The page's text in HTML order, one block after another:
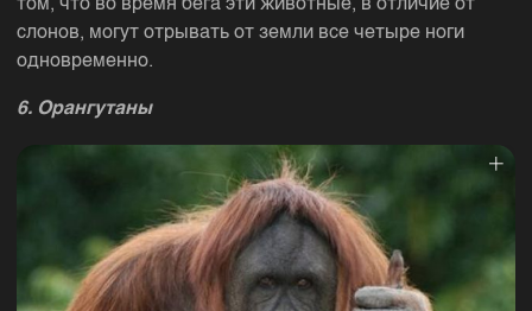
том, что во время бега эти животные, в отличие от
слонов, могут отрывать от земли все четыре ноги
одновременно.
6. Орангутаны